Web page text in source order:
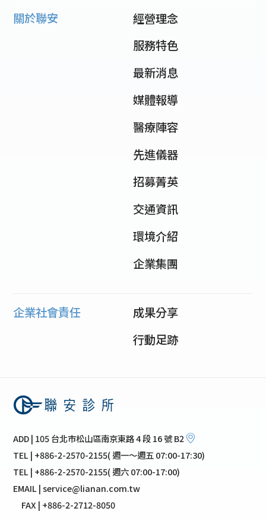
關於聯安
經營理念
服務特色
最新消息
媒體報導
醫療陣容
先進儀器
招募菁英
交通資訊
環境介紹
企業集團
企業社會責任
成果分享
行動足跡
ADD | 105 台北市松山區南京東路 4 段 16 號 B2
TEL | +886-2-2570-2155( 週一～週五 07:00-17:30)
TEL | +886-2-2570-2155( 週六 07:00-17:00)
EMAIL | service@lianan.com.tw
FAX | +886-2-2712-8050